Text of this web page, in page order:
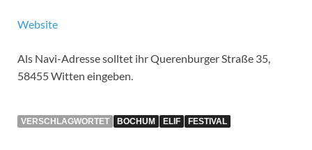
Website
Als Navi-Adresse solltet ihr Querenburger Straße 35,
58455 Witten eingeben.
VERSCHLAGWORTET BOCHUM ELIF FESTIVAL